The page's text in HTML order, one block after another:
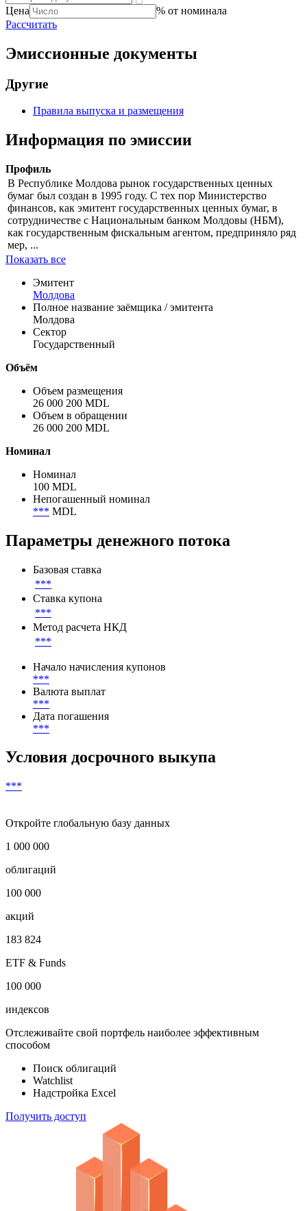
Цена
% от номинала
Рассчитать
Эмиссионные документы
Другие
Правила выпуска и размещения
Информация по эмиссии
Профиль
В Республике Молдова рынок государственных ценных
бумаг был создан в 1995 году. С тех пор Министерство
финансов, как эмитент государственных ценных бумаг, в
сотрудничестве с Национальным банком Молдовы (НБМ),
как государственным фискальным агентом, предприняло ряд
мер, ...
Показать все
Эмитент
Молдова
Полное название заёмщика / эмитента
Молдова
Сектор
Государственный
Объём
Объем размещения
26 000 200 MDL
Объем в обращении
26 000 200 MDL
Номинал
Номинал
100 MDL
Непогашенный номинал
*** MDL
Параметры денежного потока
Базовая ставка
***
Ставка купона
***
Метод расчета НКД
***
Начало начисления купонов
***
Валюта выплат
***
Дата погашения
***
Условия досрочного выкупа
***
Откройте глобальную базу данных
1 000 000
облигаций
100 000
акций
183 824
ETF & Funds
100 000
индексов
Отслеживайте свой портфель наиболее эффективным
способом
Поиск облигаций
Watchlist
Надстройка Excel
Получить доступ